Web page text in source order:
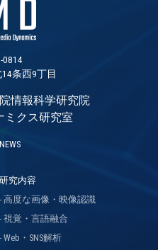
0814
条西9丁目
情報科学研究院
ミクス研究室
NEWS
研究内容
高度な画像・映像認識
視覚・言語融合
Web・SNS解析